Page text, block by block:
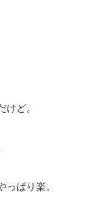
けど。
ぱり楽。